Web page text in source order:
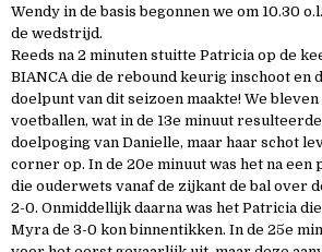
Wendy in de basis begonnen we om 10.30
de wedstrijd.
Reeds na 2 minuten stuitte Patricia op de
BIANCA die de rebound keurig inschoot en
doelpunt van dit seizoen maakte! We bleven
voetballen, wat in de 13e minuut
doelpoging van Danielle, maar haar schot
corner op. In de 20e minuut was het na een
die ouderwets vanaf de zijkant de bal over
2-0. Onmiddellijk daarna was het Patricia
Myra de 3-0 kon binnentikken. In de 25e